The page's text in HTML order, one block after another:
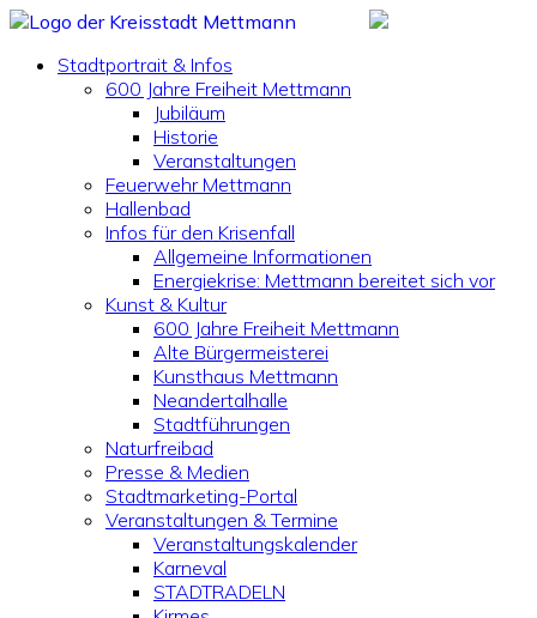
Stadtportrait & Infos
600 Jahre Freiheit Mettmann
Jubiläum
Historie
Veranstaltungen
Feuerwehr Mettmann
Hallenbad
Infos für den Krisenfall
Allgemeine Informationen
Energiekrise: Mettmann bereitet sich vor
Kunst & Kultur
600 Jahre Freiheit Mettmann
Alte Bürgermeisterei
Kunsthaus Mettmann
Neandertalhalle
Stadtführungen
Naturfreibad
Presse & Medien
Stadtmarketing-Portal
Veranstaltungen & Termine
Veranstaltungskalender
Karneval
STADTRADELN